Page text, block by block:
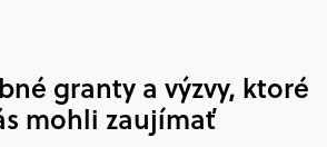
granty a výzvy, ktoré
mohli zaujímať